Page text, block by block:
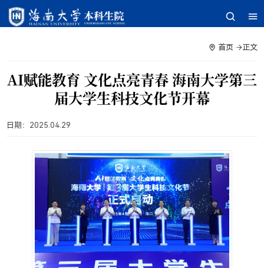
首页 正文
AI赋能教育 文化点亮青春 海南大学第三
届大学生科技文化节开幕
日期： 2025.04.29